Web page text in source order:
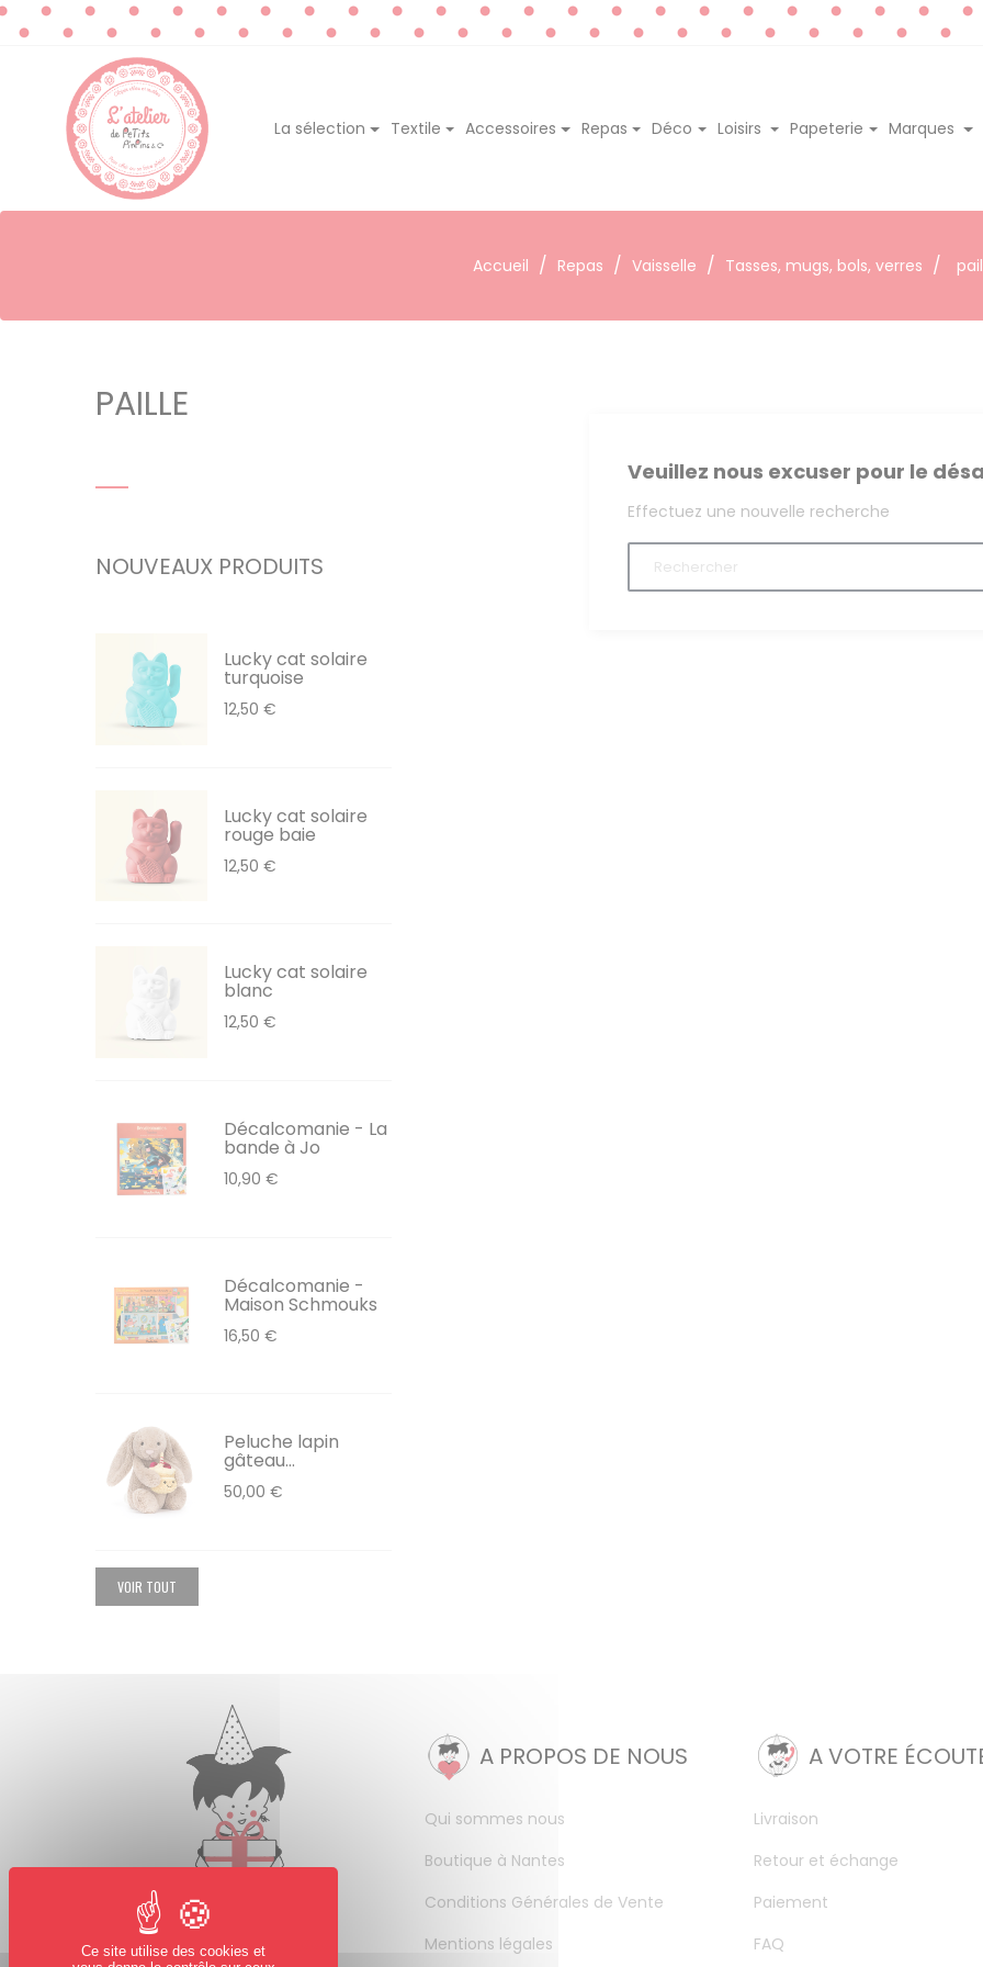
La sélection Textile Accessoires Repas Déco Loisirs Papeterie Marques
Accueil Repas Vaisselle Tasses, mugs, bols, verres
PAILLE
NOUVEAUX PRODUITS
Lucky cat solaire
turquoise
12,50 €
Lucky cat solaire
rouge baie
12,50 €
Lucky cat solaire
blanc
12,50 €
Décalcomanie - La
bande à Jo
10,90 €
Décalcomanie -
Maison Schmouks
16,50 €
Peluche lapin
gâteau...
50,00 €
VOIR TOUT
Veuillez nous excuser pour le
Effectuez une nouvelle recherche
A PROPOS DE NOUS
Qui sommes nous
Boutique à Nantes
Conditions Générales de Vente
Mentions légales
A VOTRE
Livraison
Retour et échange
Paiement
FAQ
Ce site utilise des cookies et